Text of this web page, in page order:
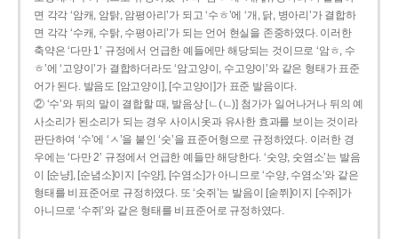
면 각각 ‘암캐, 암탉, 암평아리’가 되고 ‘수ㅎ’에 ‘개, 닭, 병아리’가 결합하
면 각각 ‘수캐, 수탉, 수평아리’가 되는 언어 현실을 존중하였다. 이러한
축약은 ‘다만 1’ 규정에서 언급한 예들에만 해당되는 것이므로 ‘암ㅎ, 수
ㅎ’에 ‘고양이’가 결합하더라도 ‘암고양이, 수고양이’와 같은 형태가 표준
어가 된다. 발음도 [암고양이], [수고양이]가 표준 발음이다.
② ‘수’와 뒤의 말이 결합할 때, 발음상 [ㄴ(ㄴ)] 첨가가 일어나거나 뒤의 예
사소리가 된소리가 되는 경우 사이시옷과 유사한 효과를 보이는 것이라
판단하여 ‘수’에 ‘ㅅ’을 붙인 ‘숫’을 표준어형으로 규정하였다. 이러한 경
우에는 ‘다만 2’ 규정에서 언급한 예들만 해당한다. ‘숫양, 숫염소’는 발음
이 [순냥], [순념소]이지 [수양], [수염소]가 아니므로 ‘수양, 수염소’와 같은
형태를 비표준어로 규정하였다. 또 ‘숫쥐’는 발음이 [숟쮜]이지 [수쥐]가
아니므로 ‘수쥐’와 같은 형태를 비표준어로 규정하였다.